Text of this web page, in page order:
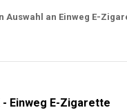
Auswahl an Einweg E-
- Einweg E-Zigarette